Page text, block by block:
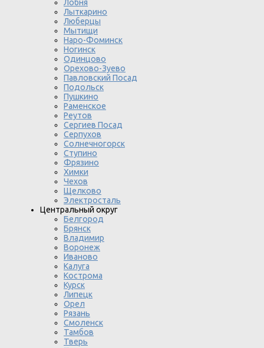
Лобня
Лыткарино
Люберцы
Мытищи
Наро-Фоминск
Ногинск
Одинцово
Орехово-Зуево
Павловский Посад
Подольск
Пушкино
Раменское
Реутов
Сергиев Посад
Серпухов
Солнечногорск
Ступино
Фрязино
Химки
Чехов
Щелково
Электросталь
Центральный округ
Белгород
Брянск
Владимир
Воронеж
Иваново
Калуга
Кострома
Курск
Липецк
Орел
Рязань
Смоленск
Тамбов
Тверь